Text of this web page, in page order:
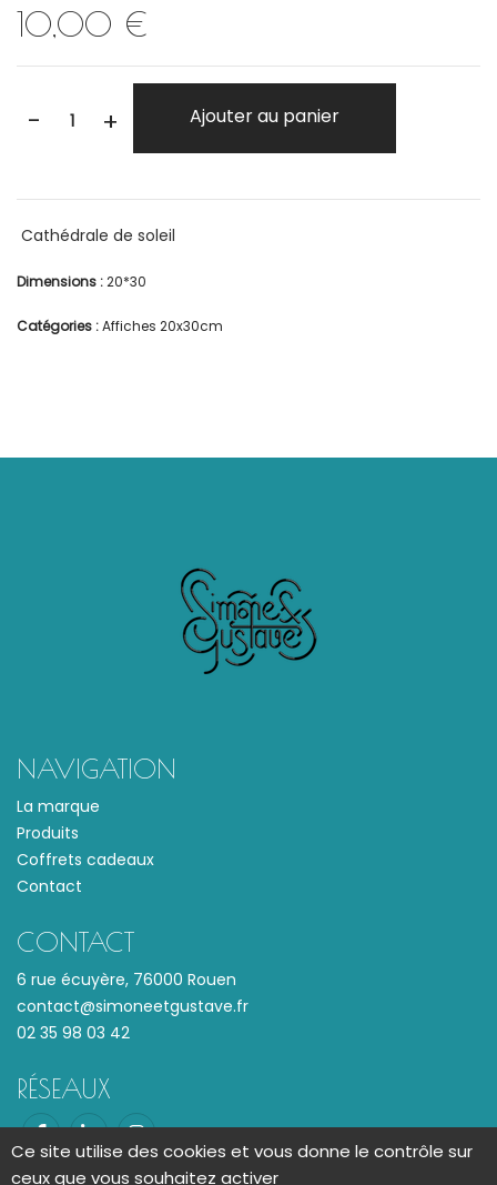
10,00 €
- + Ajouter au panier
Cathédrale de soleil
Dimensions :20*30
Catégories :Affiches 20x30cm
NAVIGATION
La marque
Produits
Coffrets cadeaux
Contact
CONTACT
6 rue écuyère, 76000 Rouen
contact@simoneetgustave.fr
02 35 98 03 42
RÉSEAUX
Ce site utilise des cookies et vous donne le contrôle sur
ceux que vous souhaitez activer